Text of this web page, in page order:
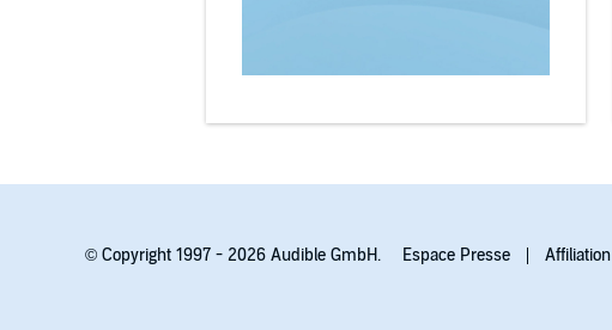
© Copyright 1997 - 2026 Audible GmbH. Espace Presse Affiliation